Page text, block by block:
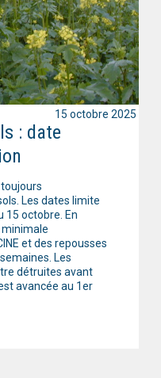
: date
Les dates limite
15 octobre. En
et des repousses
Les
détruites avant
avancée au 1er
15 octobre 2025